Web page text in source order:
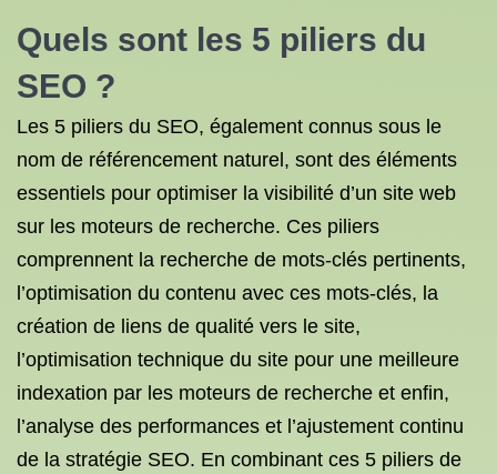
Quels sont les 5 piliers du
SEO ?
Les 5 piliers du SEO, également connus sous le
nom de référencement naturel, sont des éléments
essentiels pour optimiser la visibilité d’un site web
sur les moteurs de recherche. Ces piliers
comprennent la recherche de mots-clés pertinents,
l’optimisation du contenu avec ces mots-clés, la
création de liens de qualité vers le site,
l’optimisation technique du site pour une meilleure
indexation par les moteurs de recherche et enfin,
l’analyse des performances et l’ajustement continu
de la stratégie SEO. En combinant ces 5 piliers de